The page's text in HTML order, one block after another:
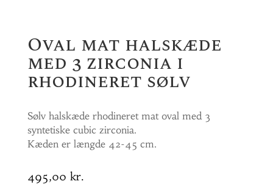
Oval mat halskæde
med 3 zirconia i
rhodineret sølv
Sølv halskæde rhodineret mat oval med 3
syntetiske cubic zirconia.
Kæden er længde 42-45 cm.
495,00 kr.